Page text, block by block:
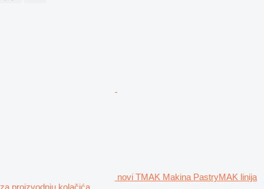
novi TMAK Makina PastryMAK linija
za proizvodnju kolačića